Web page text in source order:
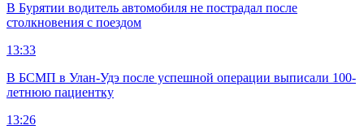
В Бурятии водитель автомобиля не пострадал после
столкновения с поездом
13:33
В БСМП в Улан-Удэ после успешной операции выписали 100-
летнюю пациентку
13:26